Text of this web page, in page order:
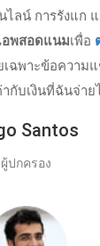
ลน์ การรังแก
อพสอดแนมเพื่อ
เฉพาะข้อความ
กับเงินที่ฉันจ่าย
Santos
ผู้ปกครอง